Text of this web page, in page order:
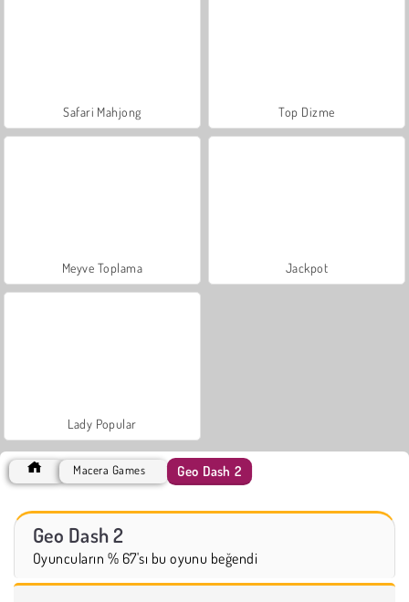
Safari Mahjong Top Dizme
Meyve Toplama Jackpot
Lady Popular
Macera Games Geo Dash 2
Geo Dash 2
Oyuncuların % 67'sı bu oyunu beğendi